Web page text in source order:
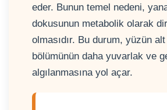
eder. Bunun temel nedeni,
dokusunun metabolik olarak
olmasıdır. Bu durum, yüzün
bölümünün daha yuvarlak ve
algılanmasına yol açar.